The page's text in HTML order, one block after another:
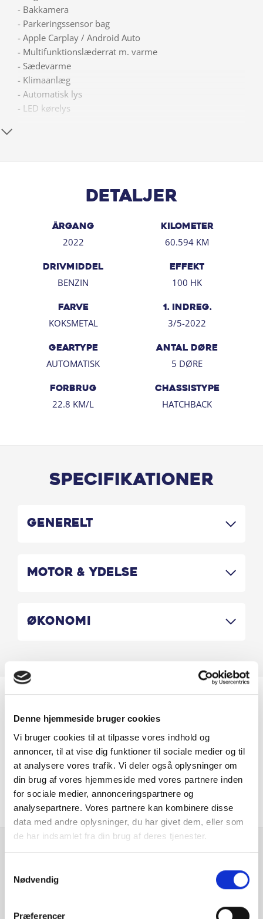
Denne hjemmeside bruger cookies
Vi bruger cookies til at tilpasse vores indhold og
annoncer, til at vise dig funktioner til sociale medier og til
at analysere vores trafik. Vi deler også oplysninger om
din brug af vores hjemmeside med vores partnere inden
for sociale medier, annonceringspartnere og
analysepartnere. Vores partnere kan kombinere disse
data med andre oplysninger, du har givet dem, eller som
de har indsamlet fra din brug af deres tjenester.
Nødvendig
Præferencer
- Bakkamera
- Parkeringssensor bag
- Apple Carplay / Android Auto
- Multifunktionslæderrat m. varme
- Sædevarme
- Klimaanlæg
- Automatisk lys
- LED kørelys
Detaljer
ÅRGANG
2022
KILOMETER
60.594 KM
DRIVMIDDEL
BENZIN
EFFEKT
100 HK
FARVE
KOKSMETAL
1. INDREG.
3/5-2022
GEARTYPE
AUTOMATISK
ANTAL DØRE
5 DØRE
FORBRUG
22.8 KM/L
CHASSISTYPE
HATCHBACK
Specifikationer
Generelt
Motor & Ydelse
Økonomi
Er du interesseret i
denne bil?
KONTAKT FORHANDLER